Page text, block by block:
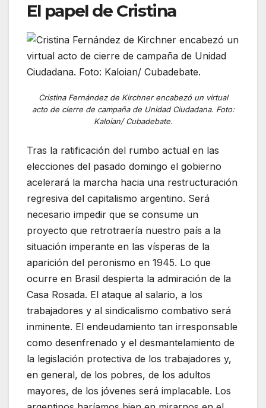
El papel de Cristina
Cristina Fernández de Kirchner encabezó un virtual
acto de cierre de campaña de Unidad Ciudadana. Foto:
Kaloian/ Cubadebate.
Tras la ratificación del rumbo actual en las
elecciones del pasado domingo el gobierno
acelerará la marcha hacia una restructuración
regresiva del capitalismo argentino. Será
necesario impedir que se consume un
proyecto que retrotraería nuestro país a la
situación imperante en las vísperas de la
aparición del peronismo en 1945. Lo que
ocurre en Brasil despierta la admiración de la
Casa Rosada. El ataque al salario, a los
trabajadores y al sindicalismo combativo será
inminente. El endeudamiento tan irresponsable
como desenfrenado y el desmantelamiento de
la legislación protectiva de los trabajadores y,
en general, de los pobres, de los adultos
mayores, de los jóvenes será implacable. Los